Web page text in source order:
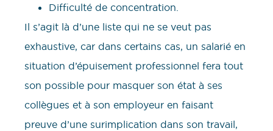
Difficulté de concentration.
Il s’agit là d’une liste qui ne se veut pas
exhaustive, car dans certains cas, un salarié en
situation d’épuisement professionnel fera tout
son possible pour masquer son état à ses
collègues et à son employeur en faisant
preuve d’une surimplication dans son travail,